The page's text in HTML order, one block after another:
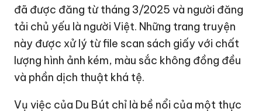
đã được đăng từ tháng 3/2025 và người đăng
tải chủ yếu là người Việt. Những trang truyện
này được xử lý từ file scan sách giấy với chất
lượng hình ảnh kém, màu sắc không đồng đều
và phần dịch thuật khá tệ.
Vụ việc của Du Bút chỉ là bề nổi của một thực